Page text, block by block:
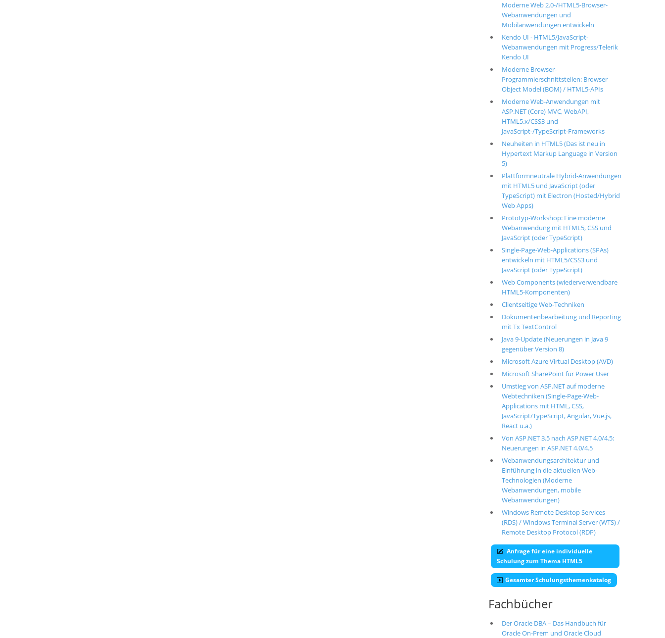
Moderne Web 2.0-/HTML5-Browser-
Webanwendungen und
Mobilanwendungen entwickeln
Kendo UI - HTML5/JavaScript-
Webanwendungen mit Progress/Telerik
Kendo UI
Moderne Browser-
Programmierschnittstellen: Browser
Object Model (BOM) / HTML5-APIs
Moderne Web-Anwendungen mit
ASP.NET (Core) MVC, WebAPI,
HTML5.x/CSS3 und
JavaScript-/TypeScript-Frameworks
Neuheiten in HTML5 (Das ist neu in
Hypertext Markup Language in Version
5)
Plattformneutrale Hybrid-Anwendungen
mit HTML5 und JavaScript (oder
TypeScript) mit Electron (Hosted/Hybrid
Web Apps)
Prototyp-Workshop: Eine moderne
Webanwendung mit HTML5, CSS und
JavaScript (oder TypeScript)
Single-Page-Web-Applications (SPAs)
entwickeln mit HTML5/CSS3 und
JavaScript (oder TypeScript)
Web Components (wiederverwendbare
HTML5-Komponenten)
Clientseitige Web-Techniken
Dokumentenbearbeitung und Reporting
mit Tx TextControl
Java 9-Update (Neuerungen in Java 9
gegenüber Version 8)
Microsoft Azure Virtual Desktop (AVD)
Microsoft SharePoint für Power User
Umstieg von ASP.NET auf moderne
Webtechniken (Single-Page-Web-
Applications mit HTML, CSS,
JavaScript/TypeScript, Angular, Vue.js,
React u.a.)
Von ASP.NET 3.5 nach ASP.NET 4.0/4.5:
Neuerungen in ASP.NET 4.0/4.5
Webanwendungsarchitektur und
Einführung in die aktuellen Web-
Technologien (Moderne
Webanwendungen, mobile
Webanwendungen)
Windows Remote Desktop Services
(RDS) / Windows Terminal Server (WTS) /
Remote Desktop Protocol (RDP)
Anfrage für eine individuelle
Schulung zum Thema HTML5
Gesamter Schulungsthemenkatalog
Fachbücher
Der Oracle DBA – Das Handbuch für
Oracle On-Prem und Oracle Cloud